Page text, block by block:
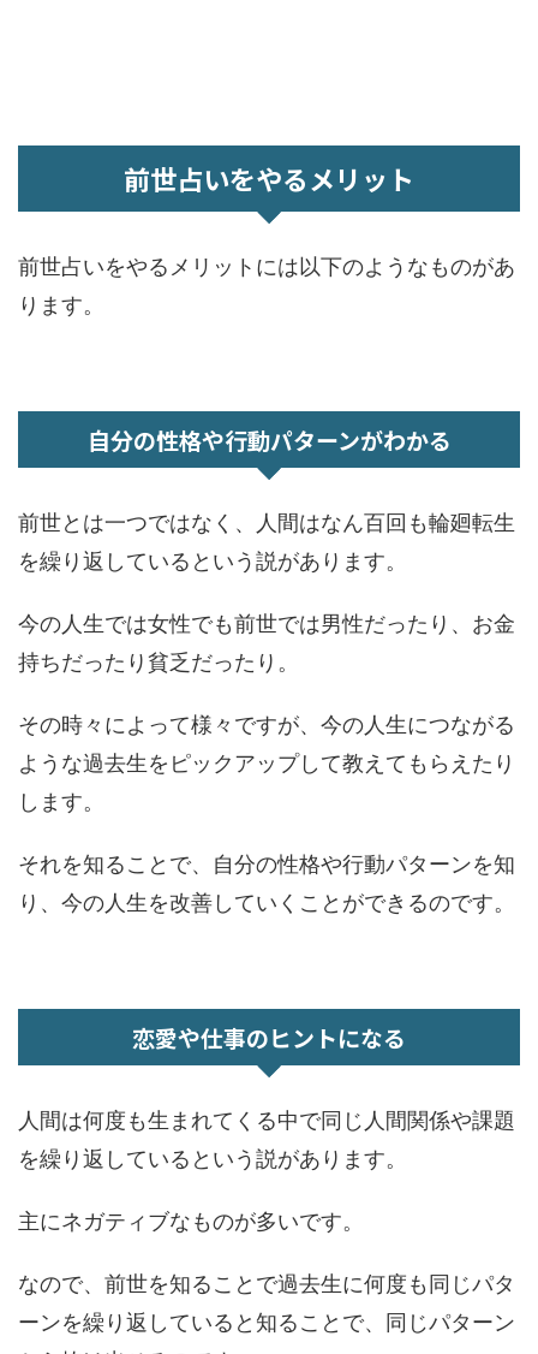
前世占いをやるメリット
前世占いをやるメリットには以下のようなものがあ
ります。
自分の性格や行動パターンがわかる
前世とは一つではなく、人間はなん百回も輪廻転生
を繰り返しているという説があります。
今の人生では女性でも前世では男性だったり、お金
持ちだったり貧乏だったり。
その時々によって様々ですが、今の人生につながる
ような過去生をピックアップして教えてもらえたり
します。
それを知ることで、自分の性格や行動パターンを知
り、今の人生を改善していくことができるのです。
恋愛や仕事のヒントになる
人間は何度も生まれてくる中で同じ人間関係や課題
を繰り返しているという説があります。
主にネガティブなものが多いです。
なので、前世を知ることで過去生に何度も同じパタ
ーンを繰り返していると知ることで、同じパターン